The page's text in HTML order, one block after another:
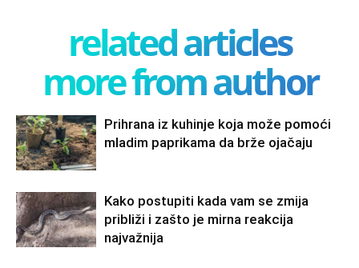
related articles
more from author
Prihrana iz kuhinje koja može pomoći
mladim paprikama da brže ojačaju
Kako postupiti kada vam se zmija
približi i zašto je mirna reakcija
najvažnija